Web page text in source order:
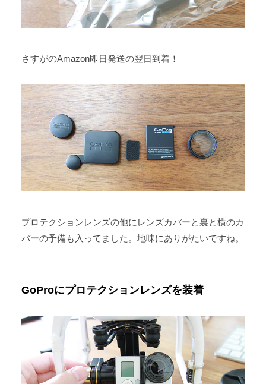
さすがのAmazon即日発送の翌日到着！
プロテクションレンズの他にレンズカバーと裏と横のカ
バーの予備も入ってました。地味にありがたいですね。
GoProにプロテクションレンズを装着